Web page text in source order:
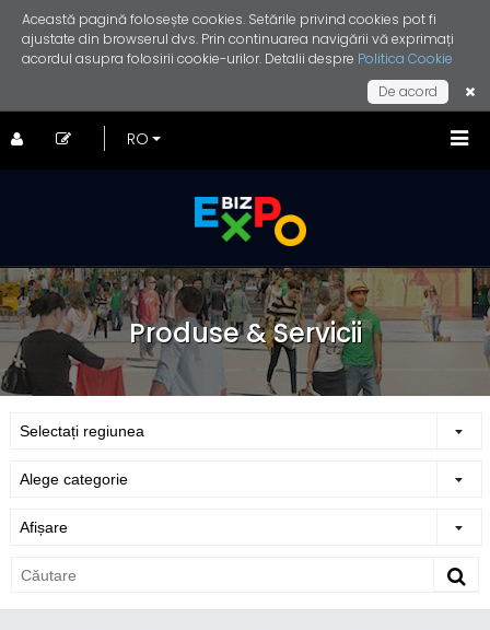
Această pagină folosește cookies. Setările privind cookies pot fi
ajustate din browserul dvs. Prin continuarea navigării vă exprimați
acordul asupra folosirii cookie-urilor. Detalii despre Politica Cookie
De acord
Produse & Servicii